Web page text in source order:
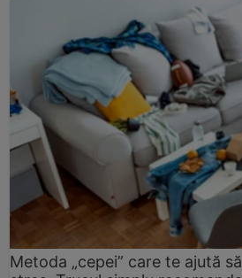
Metoda „cepei” care te ajută